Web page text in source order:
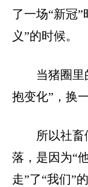
了一场“新冠
义”的时候。
当猪圈里
抱变化”，换
所以社畜
落，是因为“
走”了“我们”